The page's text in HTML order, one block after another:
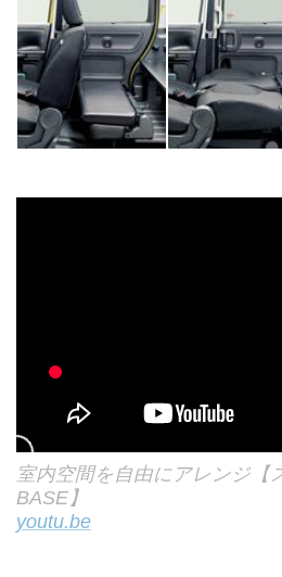
室内空間を自由にアレンジ【
BASE】
youtu.be